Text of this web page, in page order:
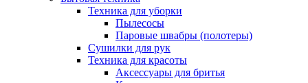
Техника для уборки
Пылесосы
Паровые швабры (полотеры)
Сушилки для рук
Техника для красоты
Аксессуары для бритья